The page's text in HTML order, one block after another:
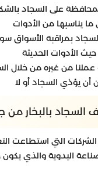
على السجاد
يناسبها من الأدوات
بمراقبة الأسواق
الأدوات الحديثة
عملنا من غيره من خلال
أن يؤذي السجاد أو لا
السجاد بالبخار من
الشركات التي استطاعت
اليدوية والذي